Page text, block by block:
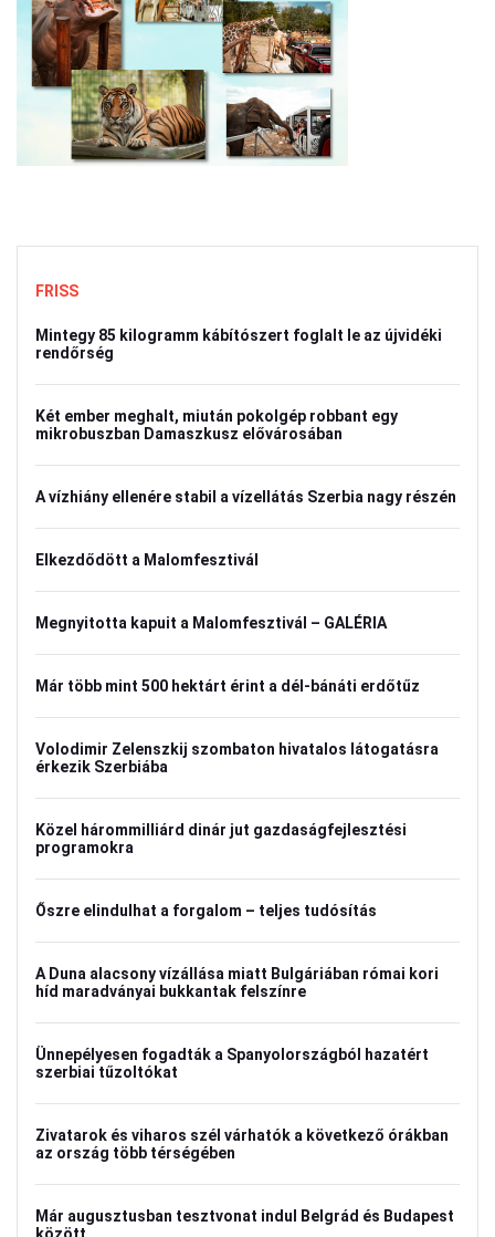
FRISS
Mintegy 85 kilogramm kábítószert foglalt le az újvidéki
rendőrség
Két ember meghalt, miután pokolgép robbant egy
mikrobuszban Damaszkusz elővárosában
A vízhiány ellenére stabil a vízellátás Szerbia nagy részén
Elkezdődött a Malomfesztivál
Megnyitotta kapuit a Malomfesztivál – GALÉRIA
Már több mint 500 hektárt érint a dél-bánáti erdőtűz
Volodimir Zelenszkij szombaton hivatalos látogatásra
érkezik Szerbiába
Közel hárommilliárd dinár jut gazdaságfejlesztési
programokra
Őszre elindulhat a forgalom – teljes tudósítás
A Duna alacsony vízállása miatt Bulgáriában római kori
híd maradványai bukkantak felszínre
Ünnepélyesen fogadták a Spanyolországból hazatért
szerbiai tűzoltókat
Zivatarok és viharos szél várhatók a következő órákban
az ország több térségében
Már augusztusban tesztvonat indul Belgrád és Budapest